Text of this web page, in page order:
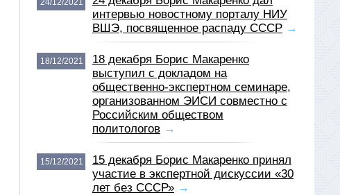
24/12/2021
интервью новостному порталу НИУ
ВШЭ, посвященное распаду СССР →
18/12/2021
18 декабря Борис Макаренко
выступил с докладом на
общественно-экспертном семинаре,
организованном ЭИСИ совместно с
Российским обществом
политологов →
15/12/2021
15 декабря Борис Макаренко принял
участие в экспертной дискуссии «30
лет без СССР» →